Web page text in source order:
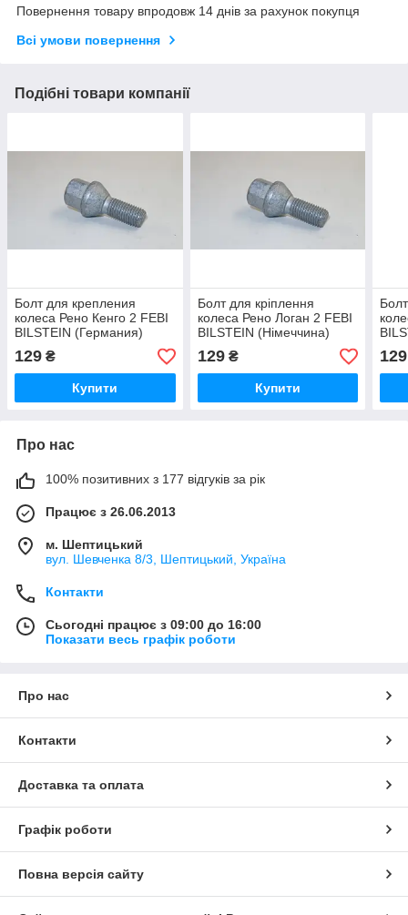
Повернення товару впродовж 14 днів за рахунок покупця
Всі умови повернення
Подібні товари компанії
Болт для крепления
колеса Рено Кенго 2 FEBI
BILSTEIN (Германия)
48925
129 ₴
Купити
Болт для кріплення
колеса Рено Логан 2 FEBI
BILSTEIN (Німеччина)
48925
129₴
Купити
129
Про нас
100% позитивних з 177 відгуків за рік
Працює з 26.06.2013
м. Шептицький
вул. Шевченка 8/3, Шептицький, Україна
Контакти
Сьогодні працює з 09:00 до 16:00
Показати весь графік роботи
Про нас
Контакти
Доставка та оплата
Графік роботи
Повна версія сайту